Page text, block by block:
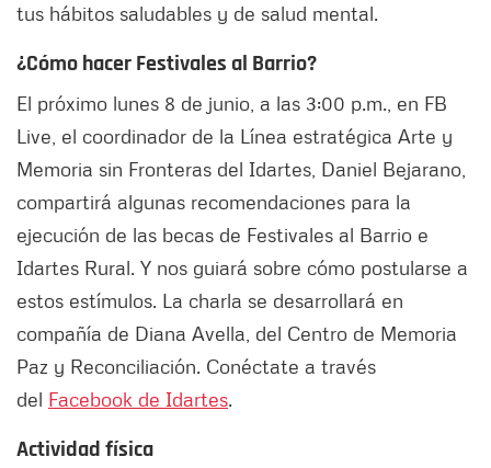
tus hábitos saludables y de salud mental.
¿Cómo hacer Festivales al Barrio?
El próximo lunes 8 de junio, a las 3:00 p.m., en FB
Live, el coordinador de la Línea estratégica Arte y
Memoria sin Fronteras del Idartes, Daniel Bejarano,
compartirá algunas recomendaciones para la
ejecución de las becas de Festivales al Barrio e
Idartes Rural. Y nos guiará sobre cómo postularse a
estos estímulos. La charla se desarrollará en
compañía de Diana Avella, del Centro de Memoria
Paz y Reconciliación. Conéctate a través
del Facebook de Idartes.
Actividad física